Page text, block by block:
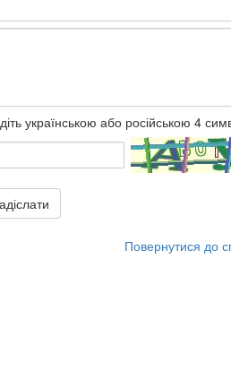
українською або російською 4
Повернутися до